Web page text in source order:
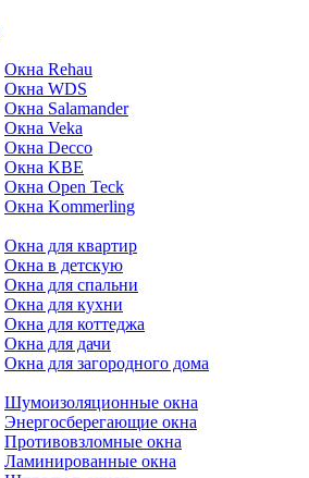
Окна Rehau
Окна WDS
Окна Salamander
Окна Veka
Окна Decco
Окна KBE
Окна Open Teck
Окна Kommerling
Окна для квартир
Окна в детскую
Окна для спальни
Окна для кухни
Окна для коттеджа
Окна для дачи
Окна для загородного дома
Шумоизоляционные окна
Энергосберегающие окна
Противовзломные окна
Ламинированные окна